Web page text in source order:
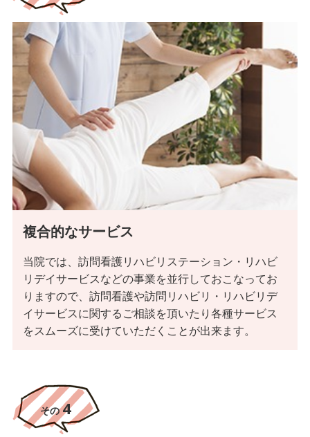
複合的なサービス
当院では、訪問看護リハビリステーション・リハビ
リデイサービスなどの事業を並行しておこなってお
りますので、訪問看護や訪問リハビリ・リハビリデ
イサービスに関するご相談を頂いたり各種サービス
をスムーズに受けていただくことが出来ます。
その4
ス ッフ紹介
神戸す み 治療 院にはたくさん
タッフが集 います
スタッフの人数が地域で最多の在籍
数です。
施設での同時施術が可能な事が、大変
ご好評いただいております。
また、お互いに知識と技術を共有す
ることで、
高いレベルでの施術を行うことが出
来ております。
サービスの質・技術の質を担保する
ために業務委託をせずに
全スタッフを直接雇用することで質
デイサービス専門サイトはこちら